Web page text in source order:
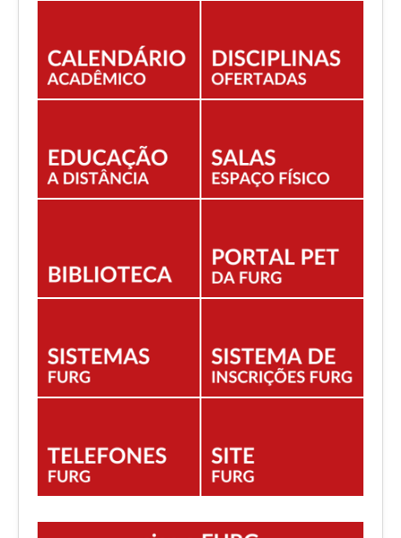
NORMAS ACADÊMICAS
DOCENTE
Você está aqui: Início
PROGRAMAS
PRODOCÊNCIA